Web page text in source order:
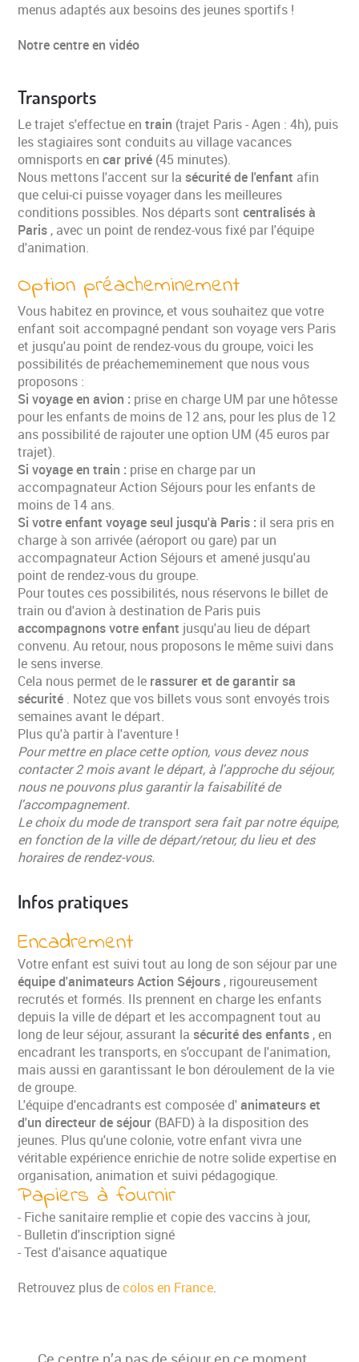
menus adaptés aux besoins des jeunes sportifs !
Notre centre en vidéo
Transports
Le trajet s'effectue entrain (trajet Paris - Agen : 4h), puis
les stagiaires sont conduits au village vacances
omnisports encar privé (45 minutes).
Nous mettons l'accent sur lasécurité de l'enfant afin
que celui-ci puisse voyager dans les meilleures
conditions possibles. Nos départs sontcentralisés à
Paris , avec un point de rendez-vous fixé par l'équipe
d'animation.
Option préacheminement
Vous habitez en province, et vous souhaitez que votre
enfant soit accompagné pendant son voyage vers Paris
et jusqu'au point de rendez-vous du groupe, voici les
possibilités de préachememinement que nous vous
proposons :
Si voyage en avion : prise en charge UM par une hôtesse
pour les enfants de moins de 12 ans, pour les plus de 12
ans possibilité de rajouter une option UM (45 euros par
trajet).
Si voyage en train : prise en charge par un
accompagnateur Action Séjours pour les enfants de
moins de 14 ans.
Si votre enfant voyage seul jusqu'à Paris : il sera pris en
charge à son arrivée (aéroport ou gare) par un
accompagnateur Action Séjours et amené jusqu'au
point de rendez-vous du groupe.
Pour toutes ces possibilités, nous réservons le billet de
train ou d'avion à destination de Paris puis
accompagnons votre enfant jusqu'au lieu de départ
convenu. Au retour, nous proposons le même suivi dans
le sens inverse.
Cela nous permet de le rassurer et de garantir sa
sécurité . Notez que vos billets vous sont envoyés trois
semaines avant le départ.
Plus qu'à partir à l'aventure !
Pour mettre en place cette option, vous devez nous
contacter 2 mois avant le départ, à l'approche du séjour,
nous ne pouvons plus garantir la faisabilité de
l'accompagnement.
Le choix du mode de transport sera fait par notre équipe,
en fonction de la ville de départ/retour, du lieu et des
horaires de rendez-vous.
Infos pratiques
Encadrement
Votre enfant est suivi tout au long de son séjour par une
équipe d'animateurs Action Séjours , rigoureusement
recrutés et formés. Ils prennent en charge les enfants
depuis la ville de départ et les accompagnent tout au
long de leur séjour, assurant lasécurité des enfants , en
encadrant les transports, en s'occupant de l'animation,
mais aussi en garantissant le bon déroulement de la vie
de groupe.
L'équipe d'encadrants est composée d'animateurs et
d'un directeur de séjour (BAFD) à la disposition des
jeunes. Plus qu'une colonie, votre enfant vivra une
véritable expérience enrichie de notre solide expertise en
organisation, animation et suivi pédagogique.
Papiers à fournir
- Fiche sanitaire remplie et copie des vaccins à jour,
- Bulletin d'inscription signé
- Test d'aisance aquatique
Retrouvez plus decolos en France.